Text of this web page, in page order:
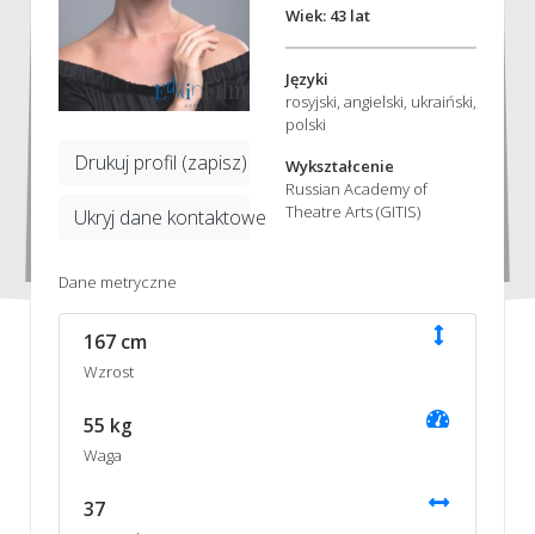
Drukuj profil (zapisz)
Ukryj dane kontaktowe
Wiek: 43 lat
Języki
rosyjski, angielski, ukraiński,
polski
Wykształcenie
Russian Academy of
Theatre Arts (GITIS)
Dane metryczne
167 cm
Wzrost
55 kg
Waga
37